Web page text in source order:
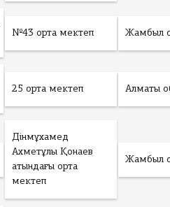
№43 орта мектеп Жамбыл
25 орта мектеп Алматы
Дінмұхамед
Ахметұлы Қонаев
атындағы орта
мектеп
Жамбыл